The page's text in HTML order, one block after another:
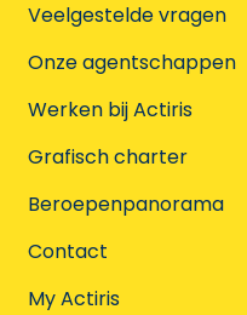
Veelgestelde vragen
Onze agentschappen
Werken bij Actiris
Grafisch charter
Beroepenpanorama
Contact
My Actiris